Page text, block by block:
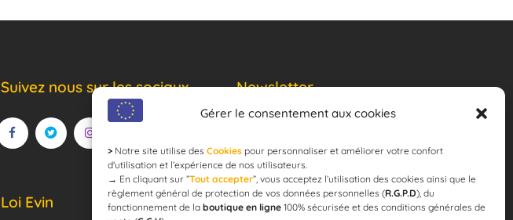
Gérer le consentement aux cookies
> Notre site utilise des Cookies pour personnaliser et améliorer votre confort
d'utilisation et l’expérience de nos utilisateurs.
→ En cliquant sur ”Tout accepter”, vous acceptez l’utilisation des cookies ainsi que le
règlement général de protection de vos données personnelles (R.G.P.D), du
fonctionnement de la boutique en ligne 100% sécurisée et des conditions générales de
Suivez nous sur les sociaux
Loi Evin
Newsletter
email JE M'ABONNE